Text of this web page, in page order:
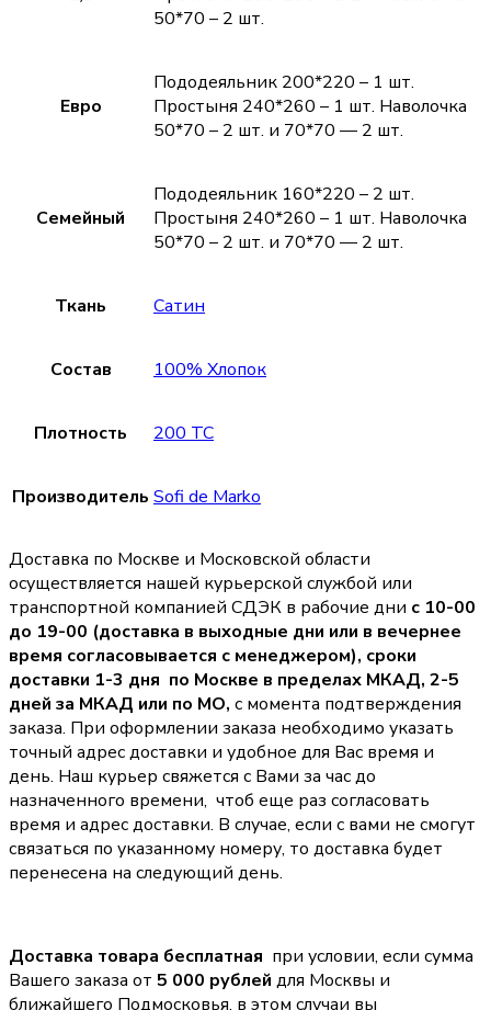
50*70 – 2 шт.
Евро
Пододеяльник 200*220 – 1 шт.
Простыня 240*260 – 1 шт. Наволочка
50*70 – 2 шт. и 70*70 — 2 шт.
Семейный
Пододеяльник 160*220 – 2 шт.
Простыня 240*260 – 1 шт. Наволочка
50*70 – 2 шт. и 70*70 — 2 шт.
Ткань Сатин
Состав 100% Хлопок
Плотность 200 TC
Производитель Sofi de Marko
Доставка по Москве и Московской области
осуществляется нашей курьерской службой или
транспортной компанией СДЭК в рабочие дни с 10-00
до 19-00 (доставка в выходные дни или в вечернее
время согласовывается с менеджером), сроки
доставки 1-3 дня по Москве в пределах МКАД, 2-5
дней за МКАД или по МО, с момента подтверждения
заказа. При оформлении заказа необходимо указать
точный адрес доставки и удобное для Вас время и
день. Наш курьер свяжется с Вами за час до
назначенного времени, чтоб еще раз согласовать
время и адрес доставки. В случае, если с вами не смогут
связаться по указанному номеру, то доставка будет
перенесена на следующий день.
Доставка товара бесплатная при условии, если сумма
Вашего заказа от 5 000 рублей для Москвы и
ближайшего Подмосковья, в этом случаи вы